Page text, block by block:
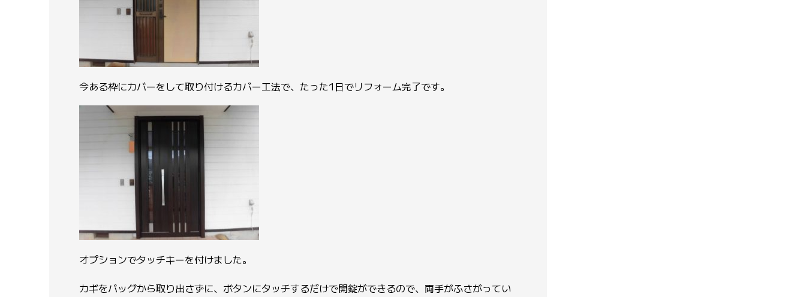
今ある枠にカバーをして取り付けるカバー工法で、たった1日でリフォーム完了です。
オプションでタッチキーを付けました。
カギをバッグから取り出さずに、ボタンにタッチするだけで開錠ができるので、両手がふさがってい